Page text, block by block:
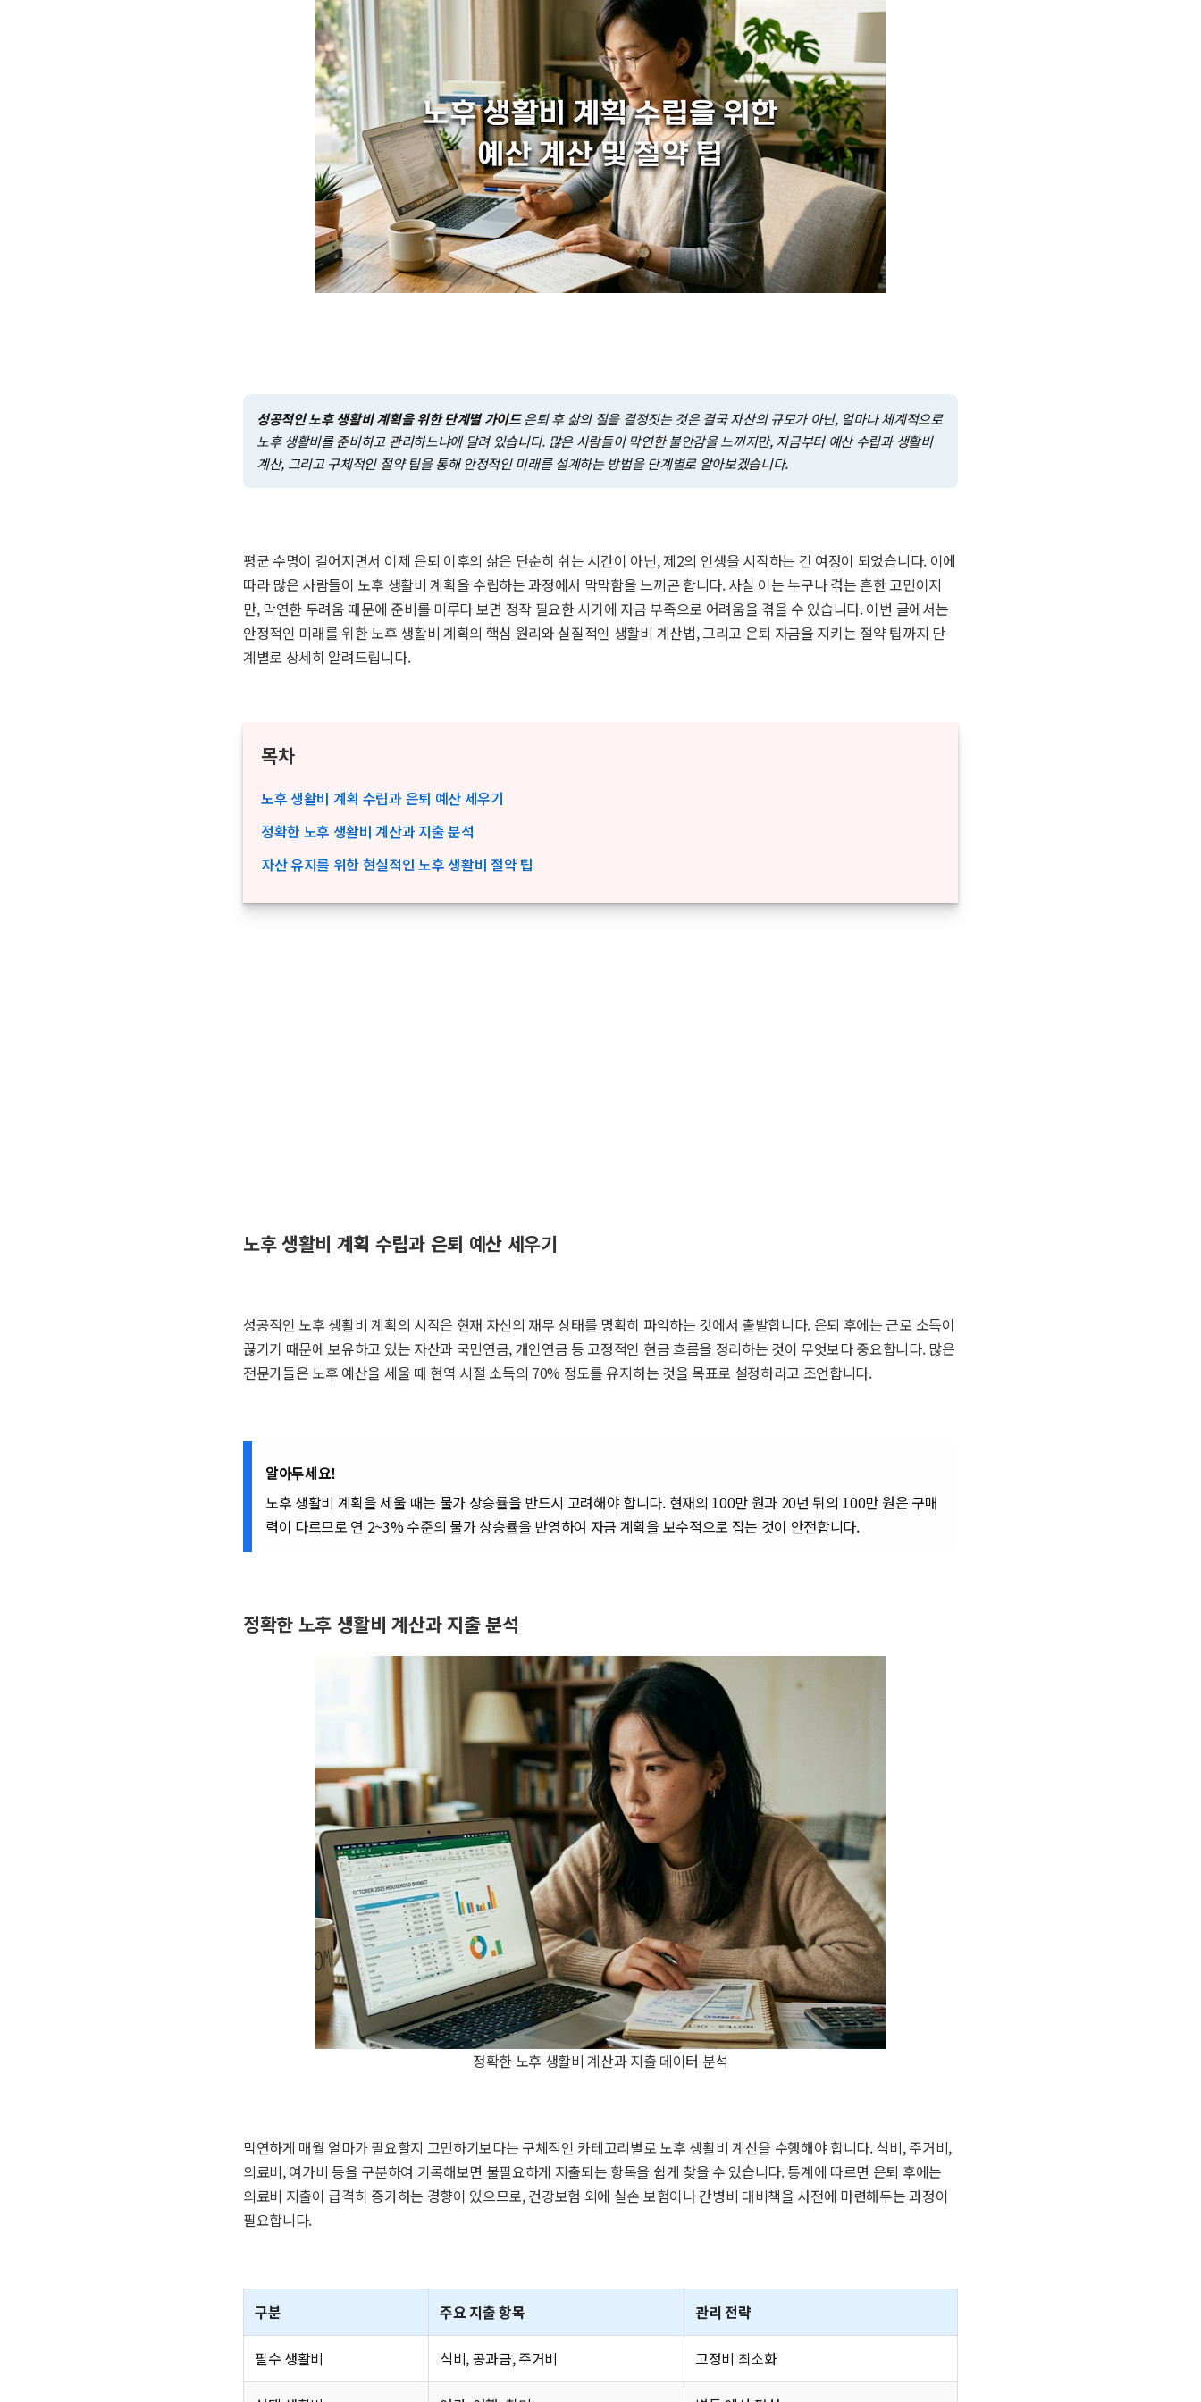
성공적인 노후 생활비 계획을 위한 단계별 가이드은퇴 후 삶의 질을 결정짓는 것은 결국 자산의 규모가 아닌, 얼마나 체계적으로
노후 생활비를 준비하고 관리하느냐에 달려 있습니다. 많은 사람들이 막연한 불안감을 느끼지만, 지금부터 예산 수립과 생활비
계산, 그리고 구체적인 절약 팁을 통해 안정적인 미래를 설계하는 방법을 단계별로 알아보겠습니다.
평균 수명이 길어지면서 이제 은퇴 이후의 삶은 단순히 쉬는 시간이 아닌, 제2의 인생을 시작하는 긴 여정이 되었습니다. 이에
따라 많은 사람들이 노후 생활비 계획을 수립하는 과정에서 막막함을 느끼곤 합니다. 사실 이는 누구나 겪는 흔한 고민이지
만, 막연한 두려움 때문에 준비를 미루다 보면 정작 필요한 시기에 자금 부족으로 어려움을 겪을 수 있습니다. 이번 글에서는
안정적인 미래를 위한 노후 생활비 계획의 핵심 원리와 실질적인 생활비 계산법, 그리고 은퇴 자금을 지키는 절약 팁까지 단
계별로 상세히 알려드립니다.
목차
노후 생활비 계획 수립과 은퇴 예산 세우기
정확한 노후 생활비 계산과 지출 분석
자산 유지를 위한 현실적인 노후 생활비 절약 팁
노후 생활비 계획 수립과 은퇴 예산 세우기
성공적인 노후 생활비 계획의 시작은 현재 자신의 재무 상태를 명확히 파악하는 것에서 출발합니다. 은퇴 후에는 근로 소득이
끊기기 때문에 보유하고 있는 자산과 국민연금, 개인연금 등 고정적인 현금 흐름을 정리하는 것이 무엇보다 중요합니다. 많은
전문가들은 노후 예산을 세울 때 현역 시절 소득의 70% 정도를 유지하는 것을 목표로 설정하라고 조언합니다.
알아두세요!
노후 생활비 계획을 세울 때는 물가 상승률을 반드시 고려해야 합니다. 현재의 100만 원과 20년 뒤의 100만 원은 구매
력이 다르므로 연 2~3% 수준의 물가 상승률을 반영하여 자금 계획을 보수적으로 잡는 것이 안전합니다.
정확한 노후 생활비 계산과 지출 분석
정확한 노후 생활비 계산과 지출 데이터 분석
막연하게 매월 얼마가 필요할지 고민하기보다는 구체적인 카테고리별로 노후 생활비 계산을 수행해야 합니다. 식비, 주거비,
의료비, 여가비 등을 구분하여 기록해보면 불필요하게 지출되는 항목을 쉽게 찾을 수 있습니다. 통계에 따르면 은퇴 후에는
의료비 지출이 급격히 증가하는 경향이 있으므로, 건강보험 외에 실손 보험이나 간병비 대비책을 사전에 마련해두는 과정이
필요합니다.
구분 주요 지출 항목 관리 전략
필수 생활비 식비, 공과금, 주거비 고정비 최소화